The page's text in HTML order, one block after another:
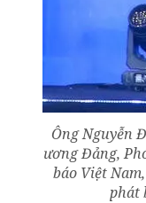
Ông Nguyễn
ương Đảng,
báo Việt
phát